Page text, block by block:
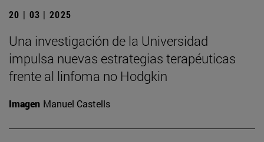
20 | 03 | 2025
Una investigación de la Universidad
impulsa nuevas estrategias terapéuticas
frente al linfoma no Hodgkin
Imagen Manuel Castells